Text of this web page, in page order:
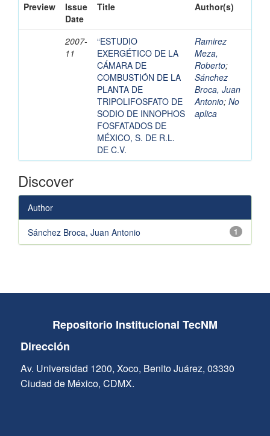
Preview
Issue
Date
Title Author(s)
2007-
11
“ESTUDIO
EXERGÉTICO DE LA
CÁMARA DE
COMBUSTIÓN DE LA
PLANTA DE
TRIPOLIFOSFATO DE
SODIO DE INNOPHOS
FOSFATADOS DE
MÉXICO, S. DE R.L.
DE C.V.
Ramirez
Meza,
Roberto;
Sánchez
Broca, Juan
Antonio; No
aplica
Discover
Author
1
Sánchez Broca, Juan Antonio
Repositorio Institucional TecNM
Dirección
Av. Universidad 1200, Xoco, Benito Juárez, 03330
Ciudad de México, CDMX.